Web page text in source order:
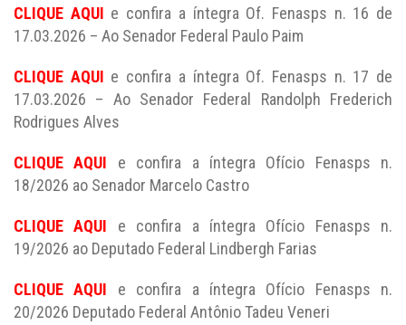
CLIQUE AQUI e confira a íntegra Of. Fenasps n. 16 de
17.03.2026 – Ao Senador Federal Paulo Paim
CLIQUE AQUI e confira a íntegra Of. Fenasps n. 17 de
17.03.2026 – Ao Senador Federal Randolph Frederich
Rodrigues Alves
CLIQUE AQUI e confira a íntegra Ofício Fenasps n.
18/2026 ao Senador Marcelo Castro
CLIQUE AQUI e confira a íntegra Ofício Fenasps n.
19/2026 ao Deputado Federal Lindbergh Farias
CLIQUE AQUI e confira a íntegra Ofício Fenasps n.
20/2026 Deputado Federal Antônio Tadeu Veneri